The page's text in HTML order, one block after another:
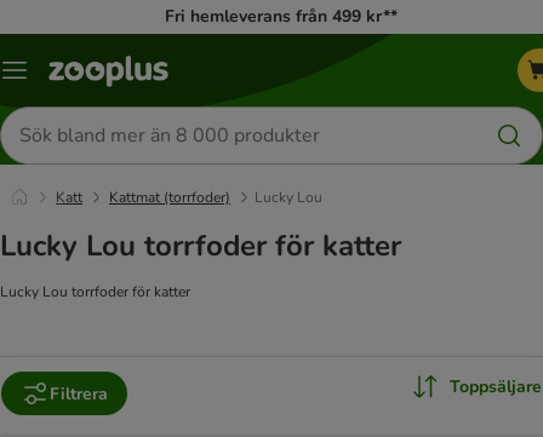
Fri hemleverans från 499 kr**
Katalogmeny
Sök
efter
produkter
Katt Kattmat (torrfoder) Lucky Lou
Lucky Lou torrfoder för katter
Lucky Lou torrfoder för katter
Filtrera Toppsäljare